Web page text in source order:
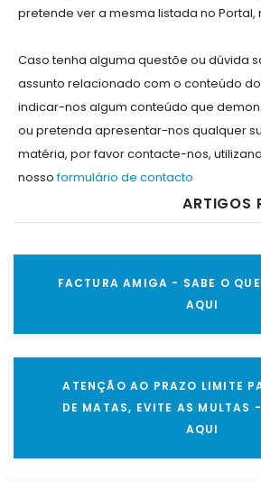
pretende ver a mesma listada no
Caso tenha alguma questõe ou dúvida
assunto relacionado com o conteúdo
indicar-nos algum conteúdo que
ou pretenda apresentar-nos qualquer
matéria, por favor contacte-nos,
nossoformulário de contacto
ARTIGOS
FACTURA AMIGA - SABE O
AQUI
ATENÇÃO AO PRAZO LIMITE
DE MATAS, EVITE AS MULTAS
AQUI